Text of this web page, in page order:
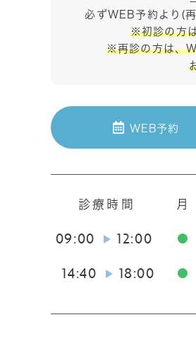
必ずWEB予約より(
※初診の方
※再診の方は、
WEB予約
診療時間 月
09:00 12:00 ●
14:40 18:00 ●